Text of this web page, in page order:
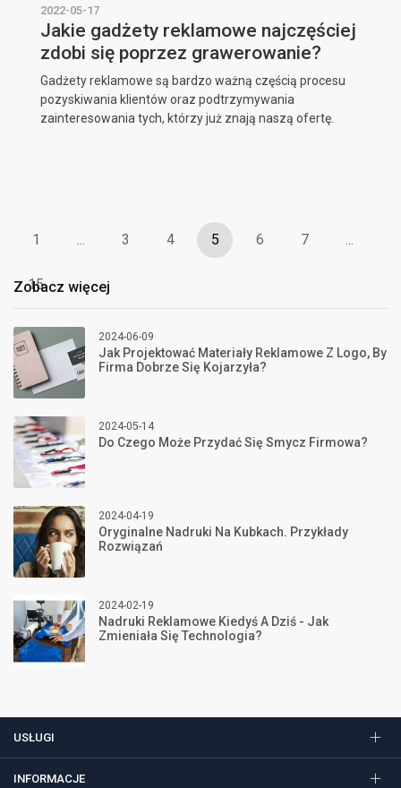
2022-05-17
Jakie gadżety reklamowe najczęściej
zdobi się poprzez grawerowanie?
Gadżety reklamowe są bardzo ważną częścią procesu
pozyskiwania klientów oraz podtrzymywania
zainteresowania tych, którzy już znają naszą ofertę.
1 ... 3 4 5 6 7 ...
15
Zobacz więcej
2024-06-09
Jak Projektować Materiały Reklamowe Z Logo, By
Firma Dobrze Się Kojarzyła?
2024-05-14
Do Czego Może Przydać Się Smycz Firmowa?
2024-04-19
Oryginalne Nadruki Na Kubkach. Przykłady
Rozwiązań
2024-02-19
Nadruki Reklamowe Kiedyś A Dziś - Jak
Zmieniała Się Technologia?
USŁUGI
INFORMACJE